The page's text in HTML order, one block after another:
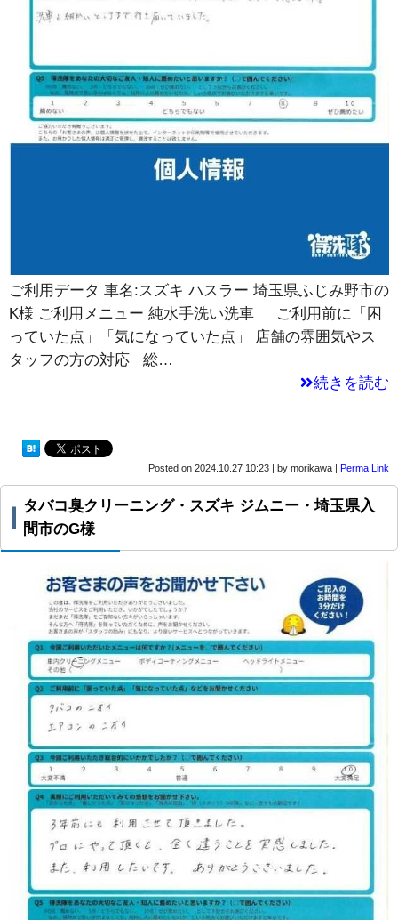
ご利用データ 車名:スズキ ハスラー 埼玉県ふじみ野市の
K様 ご利用メニュー 純水手洗い洗車 ご利用前に「困
っていた点」「気になっていた点」 店舗の雰囲気やス
タッフの方の対応 総…
続きを読む
Posted on 2024.10.27 10:23 | by morikawa | Perma Link
タバコ臭クリーニング・スズキ ジムニー・埼玉県入
間市のG様